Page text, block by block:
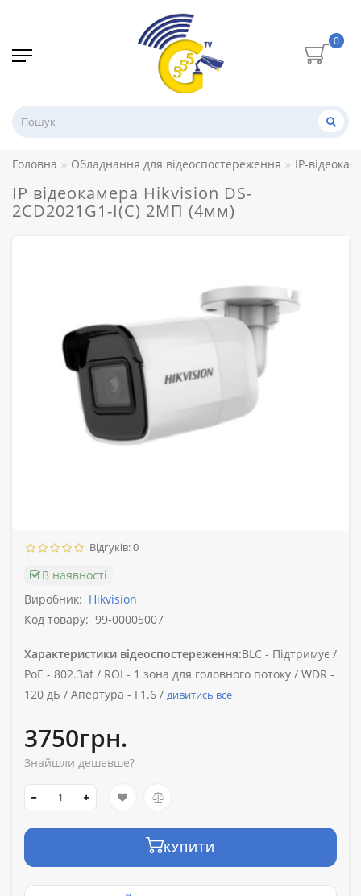
0
Головна Обладнання для відеоспостереження IP-
IP відеокамера Hikvision DS-
2CD2021G1-I(C) 2МП (4мм)
Відгуків: 0
В наявності
Виробник: Hikvision
Код товару: 99-00005007
Характеристики відеоспостереження:BLC - Підтримує /
PoE - 802.3af / ROI - 1 зона для головного потоку / WDR -
120 дБ / Апертура - F1.6 / дивитись все
3750грн.
Знайшли дешевше?
КУПИТИ